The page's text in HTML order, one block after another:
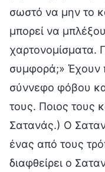
σωστό να μην το
μπορεί να
χαρτονομίσματα.
συμφορά;» Έχουν
σύννεφο φόβου
τους. Ποιος τους
Σατανάς.) Ο
ένας από τους
διαφθείρει ο